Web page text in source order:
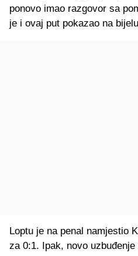
ponovo imao razgovor sa
je i ovaj put pokazao na
Loptu je na penal namjestio
za 0:1. Ipak, novo